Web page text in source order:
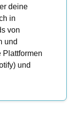
deine
in
von
und
Plattformen
und